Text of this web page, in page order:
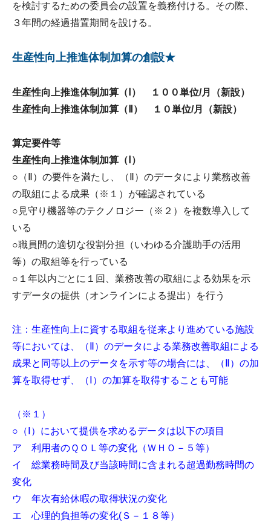
を検討するための委員会の設置を義務付ける。その際、
３年間の経過措置期間を設ける。
生産性向上推進体制加算の創設★
生産性向上推進体制加算（Ⅰ） １００単位/月（新設）
生産性向上推進体制加算（Ⅱ） １０単位/月（新設）
算定要件等
生産性向上推進体制加算（Ⅰ）
○（Ⅱ）の要件を満たし、（Ⅱ）のデータにより業務改善
の取組による成果（※１）が確認されている
○見守り機器等のテクノロジー（※２）を複数導入して
いる
○職員間の適切な役割分担（いわゆる介護助手の活用
等）の取組等を行っている
○１年以内ごとに１回、業務改善の取組による効果を示
すデータの提供（オンラインによる提出）を行う
注：生産性向上に資する取組を従来より進めている施設
等においては、（Ⅱ）のデータによる業務改善取組による
成果と同等以上のデータを示す等の場合には、（Ⅱ）の加
算を取得せず、（Ⅰ）の加算を取得することも可能
（※１）
○（Ⅰ）において提供を求めるデータは以下の項目
ア 利用者のＱＯＬ等の変化（ＷＨＯ－５等）
イ 総業務時間及び当該時間に含まれる超過勤務時間の
変化
ウ 年次有給休暇の取得状況の変化
エ 心理的負担等の変化(Ｓ－１８等）